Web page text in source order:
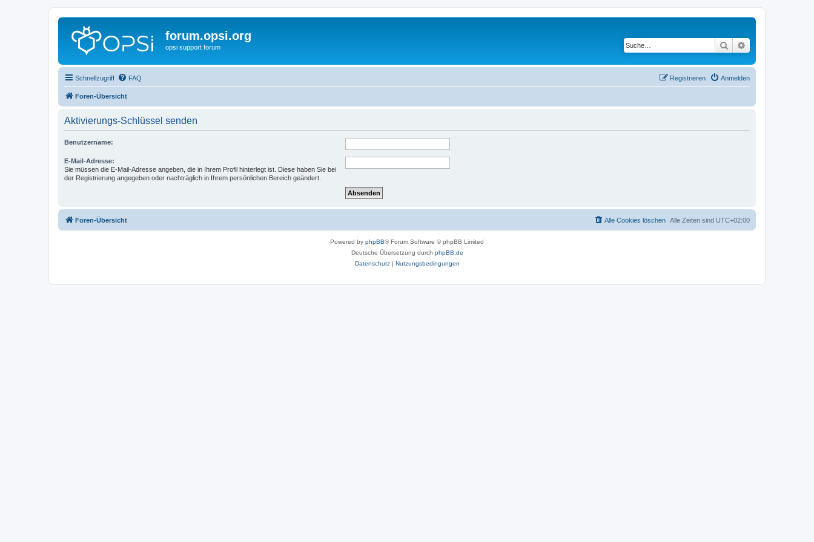
forum.opsi.org
opsi support forum Suche
Schnellzugriff FAQ Anmelden
Registrieren
Foren-Übersicht
Aktivierungs-Schlüssel senden
Benutzername:
E-Mail-Adresse:
Sie müssen die E-Mail-Adresse angeben, die in Ihrem Profil hinterlegt ist. Diese haben Sie bei
der Registrierung angegeben oder nachträglich in Ihrem persönlichen Bereich geändert.
Foren-Übersicht Alle Zeiten sind UTC+02:00
Alle Cookies löschen
Powered by phpBB® Forum Software © phpBB Limited
Deutsche Übersetzung durch phpBB.de
Datenschutz| Nutzungsbedingungen